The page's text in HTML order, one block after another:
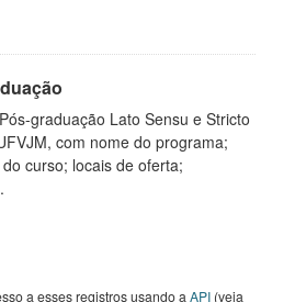
graduação Lato Sensu e Stricto
com nome do programa;
curso; locais de oferta;
a esses registros usando a API (veja